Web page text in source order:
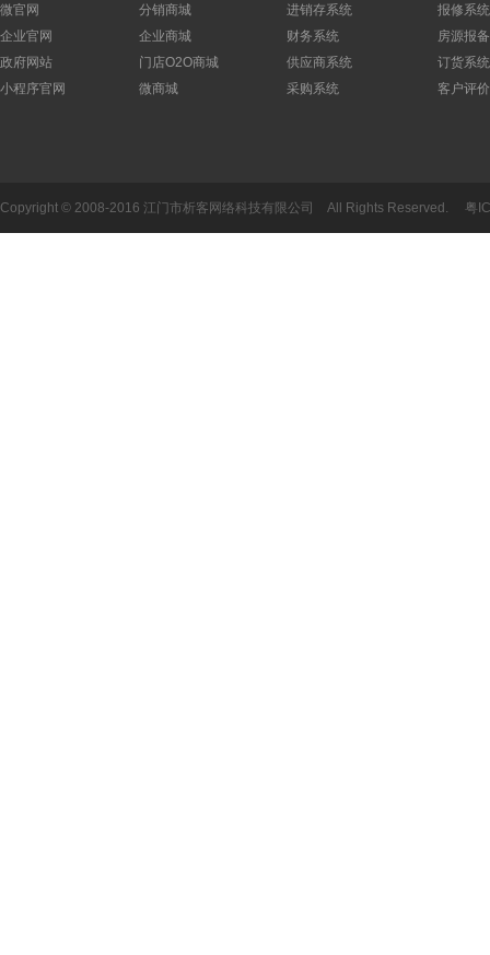
微官网
企业官网
政府网站
小程序官网
分销商城
企业商城
门店O2O商城
微商城
进销存系统
财务系统
供应商系统
采购系统
报修系
房源报
订货系统
客户评价
Copyright © 2008-2016 江门市析客网络科技有限公司 All Rights Reserved. 粤